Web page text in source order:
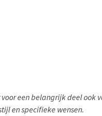
een belangrijk deel
en specifieke wensen.